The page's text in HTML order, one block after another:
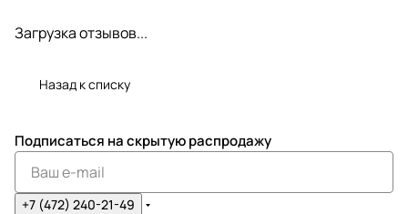
Загрузка отзывов...
Назад к списку
Подписаться на скрытую распродажу
+7 (472) 240-21-49